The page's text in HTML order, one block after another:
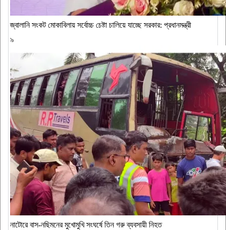
জ্বালানি সংকট মোকাবিলায় সর্বোচ্চ চেষ্টা চালিয়ে যাচ্ছে সরকার: প্রধানমন্ত্রী
৯
নাটোরে বাস-নছিমনের মুখোমুখি সংঘর্ষে তিন গরু ব্যবসায়ী নিহত